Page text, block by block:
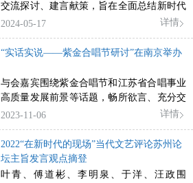
交流探讨、建言献策，旨在全面总结新时代
舞剧成绩，促进江苏舞剧艺术繁荣发展。
2024-05-17 详情
“实话实说——紫金合唱节研讨”在南京举办
与会嘉宾围绕紫金合唱节和江苏省合唱事业
高质量发展前景等话题，畅所欲言、充分交
流。
2023-11-06 详情
2022“在新时代的现场”当代文艺评论苏州论
坛主旨发言观点摘登
叶青、傅道彬、李明泉、于洋、汪政围